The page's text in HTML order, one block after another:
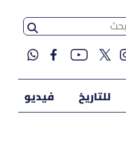
للتاريخ فيديو